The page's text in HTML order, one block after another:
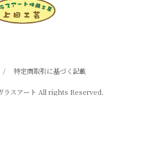
/ 特定商取引に基づく記載
スアート All rights Reserved.